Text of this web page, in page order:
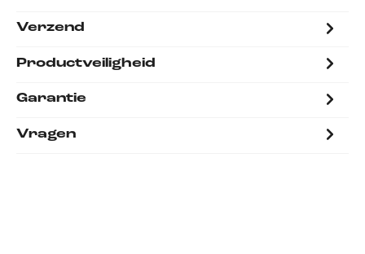
Verzend
Productveiligheid
Garantie
Vragen